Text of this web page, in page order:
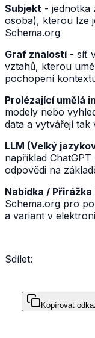
Subjekt - jednotka
osoba), kterou lze
Schema.org
Graf znalostí- síť
vztahů, kterou
pochopení
Prolézající umělá
modely nebo
data a vytvářejí
LLM (Velký
například
odpovědi na
Nabídka /
Schema.org pro
a variant v
Sdílet:
Kopírovat